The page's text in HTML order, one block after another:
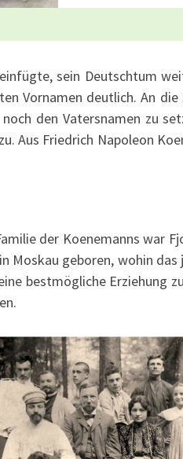
sein Deutschtum
Vornamen deutlich. An die
den Vatersnamen zu
Aus Friedrich Napoleon
der Koenemanns war
Moskau geboren, wohin das
bestmögliche Erziehung